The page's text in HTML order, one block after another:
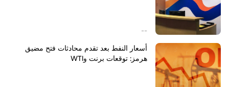
--
أسعار النفط بعد تقدم محادثات فتح مضيق
هرمز: توقعات برنت وWTI